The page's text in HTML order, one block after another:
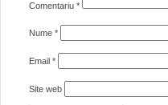
Comentariu *
Nume *
Email *
Site web